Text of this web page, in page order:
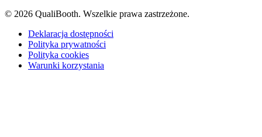
© 2026 QualiBooth. Wszelkie prawa zastrzeżone.
Deklaracja dostępności
Polityka prywatności
Polityka cookies
Warunki korzystania